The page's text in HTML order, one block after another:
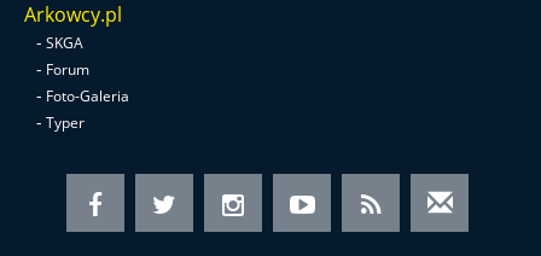
Arkowcy.pl
- SKGA
- Forum
- Foto-Galeria
- Typer